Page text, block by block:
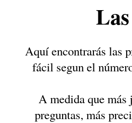
Aquí encontrarás las
fácil segun el
A medida que más
preguntas, más